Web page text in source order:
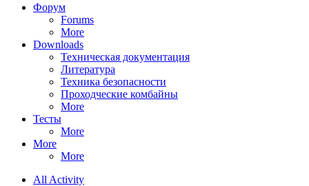
Форум
Forums
More
Downloads
Техническая документация
Литература
Техника безопасности
Проходческие комбайны
More
Тесты
More
More
More
All Activity